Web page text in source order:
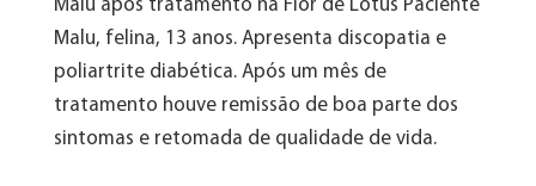
Malu após tratamento na Flor de Lótus Paciente
Malu, felina, 13 anos. Apresenta discopatia e
poliartrite diabética. Após um mês de
tratamento houve remissão de boa parte dos
sintomas e retomada de qualidade de vida.